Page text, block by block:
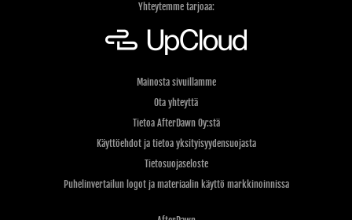
Yhteytemme tarjoaa:
Mainosta sivuillamme
Ota yhteyttä
Tietoa AfterDawn Oy:stä
Käyttöehdot ja tietoa yksityisyydensuojasta
Tietosuojaseloste
Puhelinvertailun logot ja materiaalin käyttö markkinoinnissa